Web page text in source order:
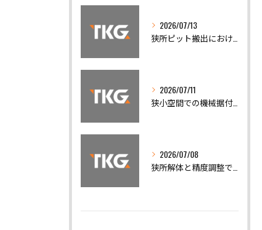
2026/07/13
2026/07/11
2026/07/08